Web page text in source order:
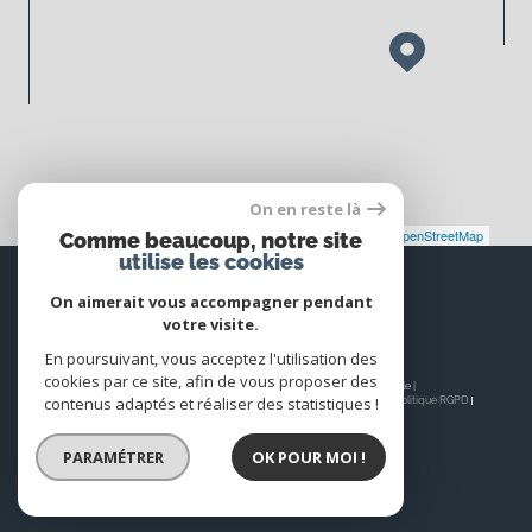
Leaflet|©JawgMaps © OpenStreetMap
Espace
PROPRIÉTAIRE
Se connecter
© 2026 | Tous droits réservés | Traduction powered by Google |
Nos honoraires
Plan du site Mentions légales Admin Nos liens
Politique RGPD
On en reste là
Comme beaucoup, notre site
utilise les cookies
On aimerait vous accompagner pendant
votre visite.
En poursuivant, vous acceptez l'utilisation des
cookies par ce site, afin de vous proposer des
contenus adaptés et réaliser des statistiques !
PARAMÉTRER OK POUR MOI !